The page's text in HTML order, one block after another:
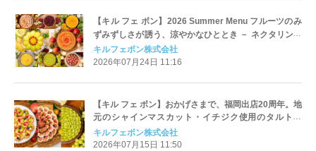
【キル フェ ボン】2026 Summer Menu フルーツのみ
ずみずしさが誘う、涼やかなひととき － ネクタリン・
イチジク・ブドウ、晩夏の旬を集めた全27種、8月1日
（土）スタート
キルフェボン株式会社
2026年07月24日 11:16
【キル フェ ボン】おかげさまで、福岡出店20周年。地
元のシャインマスカット・イチジク使用のタルトな
ど、福岡だけの限定タルト4種が登場。
キルフェボン株式会社
2026年07月15日 11:50